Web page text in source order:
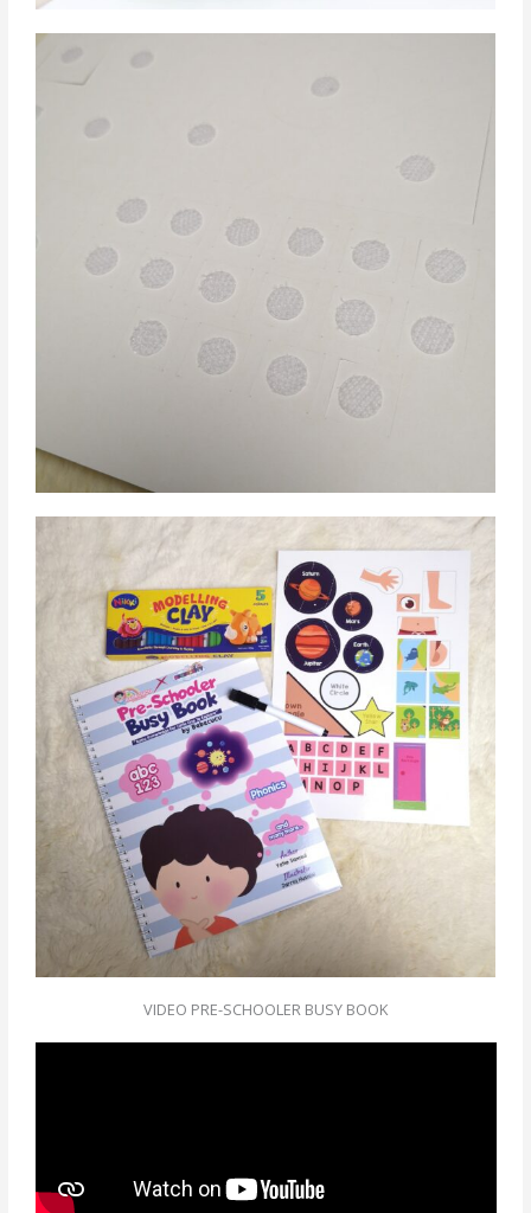
VIDEO PRE-SCHOOLER BUSY BOOK